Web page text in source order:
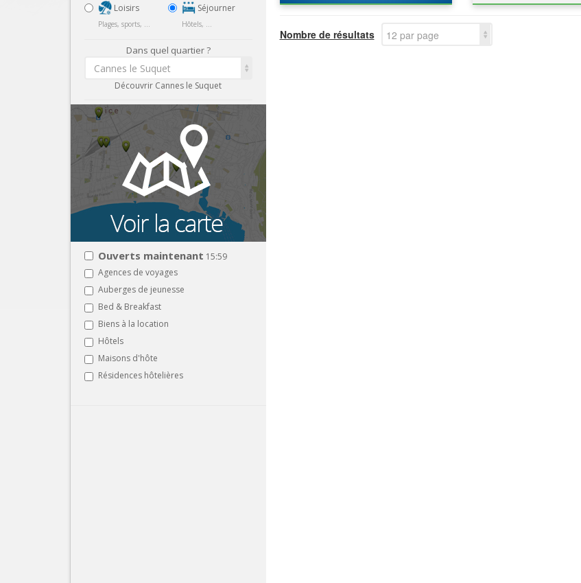
Loisirs
Plages, sports, ...
Séjourner
Hôtels, ...
Dans quel quartier ?
Cannes le Suquet
Découvrir Cannes le Suquet
Ouverts maintenant 15:59
Agences de voyages
Auberges de jeunesse
Bed & Breakfast
Biens à la location
Hôtels
Maisons d'hôte
Résidences hôtelières
Nombre de résultats 12 par page